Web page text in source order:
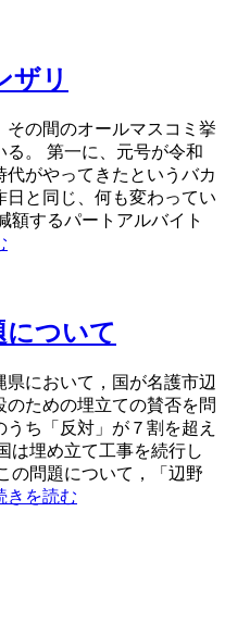
ザリ
の間のオールマスコミ挙
。 第一に、元号が令和
がやってきたというバカ
と同じ、何も変わってい
額するパートアルバイト
について
において，国が名護市辺
ための埋立ての賛否を問
ち「反対」が７割を超え
は埋め立て工事を続行し
の問題について，「辺野
きを読む